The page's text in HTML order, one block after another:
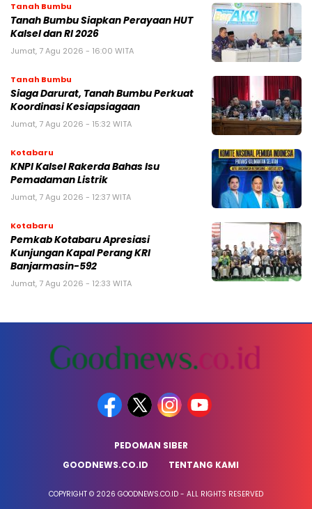
Tanah Bumbu
Tanah Bumbu Siapkan Perayaan HUT
Kalsel dan RI 2026
Jumat, 7 Agu 2026 - 16:00 WITA
Tanah Bumbu
Siaga Darurat, Tanah Bumbu Perkuat
Koordinasi Kesiapsiagaan
Jumat, 7 Agu 2026 - 15:32 WITA
Kotabaru
KNPI Kalsel Rakerda Bahas Isu
Pemadaman Listrik
Jumat, 7 Agu 2026 - 12:37 WITA
Kotabaru
Pemkab Kotabaru Apresiasi
Kunjungan Kapal Perang KRI
Banjarmasin-592
Jumat, 7 Agu 2026 - 12:33 WITA
PEDOMAN SIBER
GOODNEWS.CO.ID
TENTANG KAMI
COPYRIGHT © 2026 GOODNEWS.CO.ID - ALL RIGHTS RESERVED